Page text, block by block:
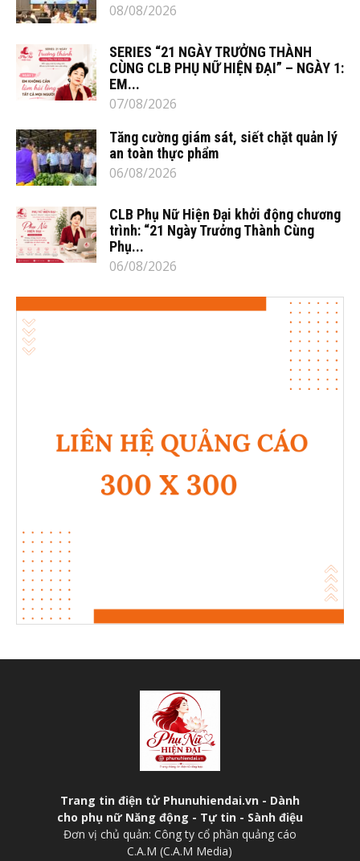
08/08/2026
SERIES “21 NGÀY TRƯỞNG THÀNH
CÙNG CLB PHỤ NỮ HIỆN ĐẠI” – NGÀY 1:
EM...
07/08/2026
Tăng cường giám sát, siết chặt quản lý
an toàn thực phẩm
06/08/2026
CLB Phụ Nữ Hiện Đại khởi động chương
trình: “21 Ngày Trưởng Thành Cùng
Phụ...
06/08/2026
Trang tin điện tử Phunuhiendai.vn - Dành
cho phụ nữ Năng động - Tự tin - Sành điệu
Đơn vị chủ quản: Công ty cổ phần quảng cáo
C.A.M (C.A.M Media)